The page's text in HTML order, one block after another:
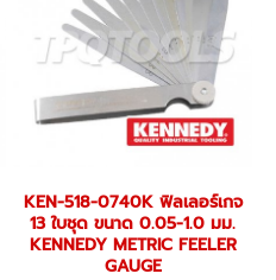
KEN-518-0740K ฟิลเลอร์เกจ
13 ใบชุด ขนาด 0.05-1.0 มม.
KENNEDY METRIC FEELER
GAUGE